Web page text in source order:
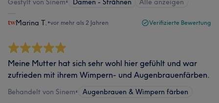
Gestylt von Sinem• Damen - Strähnen Alle anzeigen
Marina T. •vor mehr als 2 Jahren Verifizierte Bewertung
Meine Mutter hat sich sehr wohl hier gefühlt und war
zufrieden mit ihrem Wimpern- und Augenbrauenfärben.
Behandelt von Sinem• Augenbrauen & Wimpern färben